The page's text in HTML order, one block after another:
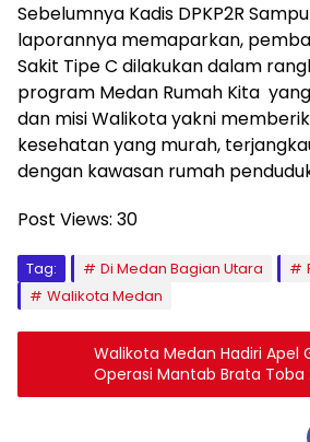
Sebelumnya Kadis DPKP2R
laporannya memaparkan,
Sakit Tipe C dilakukan dalam
program Medan Rumah Kita
dan misi Walikota yakni
kesehatan yang murah,
dengan kawasan rumah
Post Views: 30
Tag: Di Medan Bagian Utara
Walikota Medan
Walikota Medan Hadiri Apel
Operasi Mantab Brata Toba